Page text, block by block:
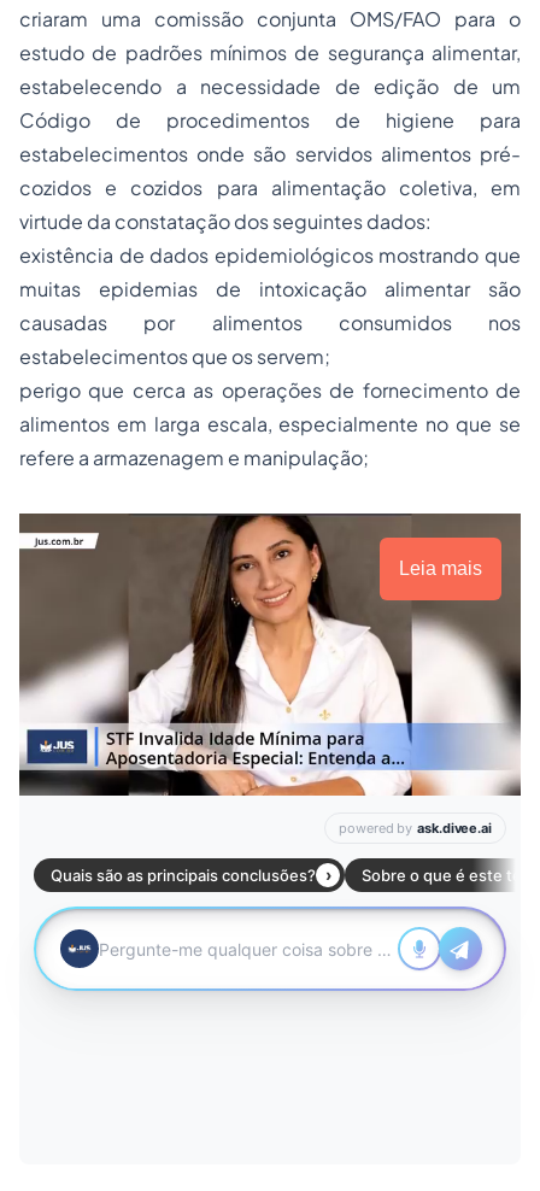
criaram uma comissão conjunta OMS/FAO para o
estudo de padrões mínimos de segurança alimentar,
estabelecendo a necessidade de edição de um
Código de procedimentos de higiene para
estabelecimentos onde são servidos alimentos pré-
cozidos e cozidos para alimentação coletiva, em
virtude da constatação dos seguintes dados:
existência de dados epidemiológicos mostrando que
muitas epidemias de intoxicação alimentar são
causadas por alimentos consumidos nos
estabelecimentos que os servem;
perigo que cerca as operações de fornecimento de
alimentos em larga escala, especialmente no que se
refere a armazenagem e manipulação;
Leia mais